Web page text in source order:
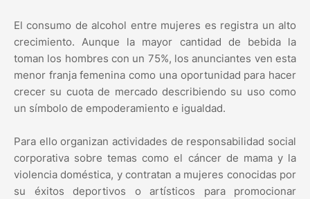
El consumo de alcohol entre mujeres es registra un alto
crecimiento. Aunque la mayor cantidad de bebida la
toman los hombres con un 75%, los anunciantes ven esta
menor franja femenina como una oportunidad para hacer
crecer su cuota de mercado describiendo su uso como
un símbolo de empoderamiento e igualdad.
Para ello organizan actividades de responsabilidad social
corporativa sobre temas como el cáncer de mama y la
violencia doméstica, y contratan a mujeres conocidas por
su éxitos deportivos o artísticos para promocionar